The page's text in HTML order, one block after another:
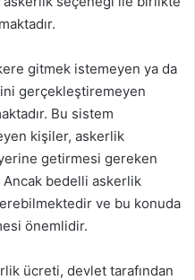
gitmek istemeyen ya da
gerçekleştiremeyen
Bu sistem
kişiler, askerlik
getirmesi gereken
bedelli askerlik
ve bu konuda
önemlidir.
ücreti, devlet tarafından